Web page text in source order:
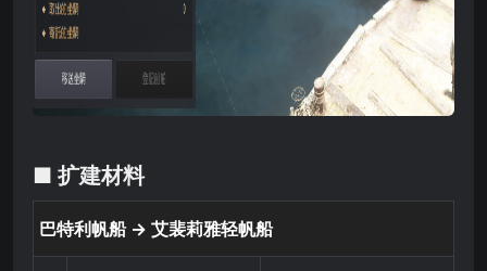
■ 扩建材料
巴特利帆船 → 艾裴莉雅轻帆船